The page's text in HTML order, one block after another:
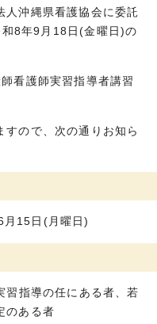
人沖縄県看護協会に委託
8年9月18日(金曜日)の
看護師実習指導者講習
ので、次の通りお知ら
月15日(月曜日)
指導の任にある者、若
のある者